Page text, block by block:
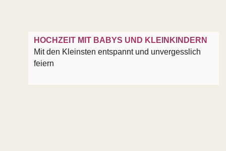
HOCHZEIT MIT BABYS UND KLEINKINDERN
Mit den Kleinsten entspannt und unvergesslich
feiern